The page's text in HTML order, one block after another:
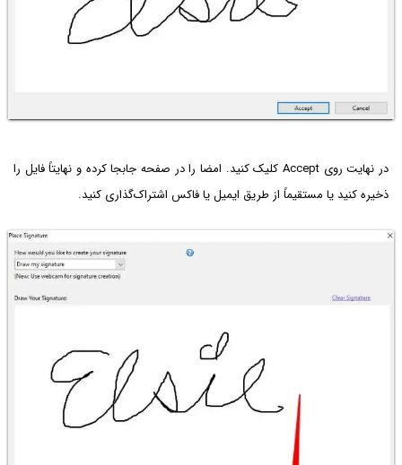
در نهایت روی Accept کلیک کنید. امضا را در صفحه جابجا کرده و نهایتاً فایل را
ذخیره کنید یا مستقیماً از طریق ایمیل یا فاکس اشتراک‌گذاری کنید.